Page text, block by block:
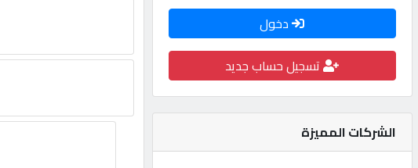
الأقسام
شركات
مميزة
إبحث
دخول
تسجيل حساب جديد
الشركات المميزة